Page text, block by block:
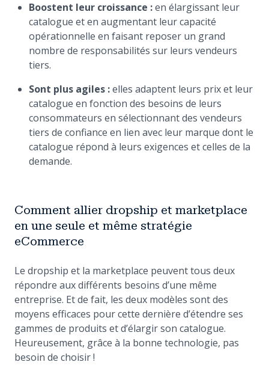
Boostent leur croissance :en élargissant leur
catalogue et en augmentant leur capacité
opérationnelle en faisant reposer un grand
nombre de responsabilités sur leurs vendeurs
tiers.
Sont plus agiles :elles adaptent leurs prix et leur
catalogue en fonction des besoins de leurs
consommateurs en sélectionnant des vendeurs
tiers de confiance en lien avec leur marque dont le
catalogue répond à leurs exigences et celles de la
demande.
Comment allier dropship et marketplace
en une seule et même stratégie
eCommerce
Le dropship et la marketplace peuvent tous deux
répondre aux différents besoins d’une même
entreprise. Et de fait, les deux modèles sont des
moyens efficaces pour cette dernière d’étendre ses
gammes de produits et d’élargir son catalogue.
Heureusement, grâce à la bonne technologie, pas
besoin de choisir !